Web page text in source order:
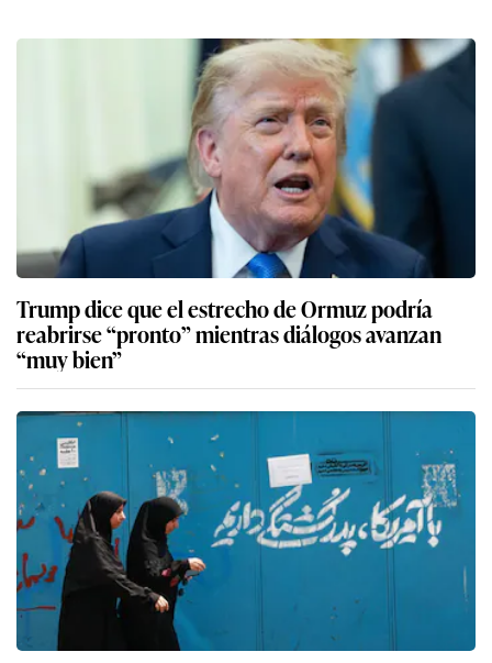
Trump dice que el estrecho de Ormuz podría
reabrirse “pronto” mientras diálogos avanzan
“muy bien”